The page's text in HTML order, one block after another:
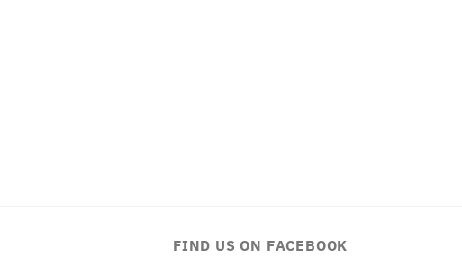
FIND US ON FACEBOOK